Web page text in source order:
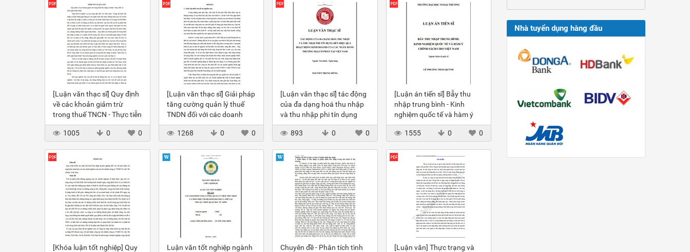
[Luận văn thạc sĩ] Quy định
về các khoản giảm trừ
trong thuế TNCN - Thực tiễn
và kiến nghị hoàn thiện
1005
0 0
[Luận văn thạc sĩ] Giải pháp
tăng cường quản lý thuế
TNDN đối với các doanh
nghiệp ngoài quốc doanh
tại Cục Thuế Thanh Hóa
1268 0 0
[Luận văn thạc sĩ] tác động
của đa dạng hoá thu nhập
và thu nhập phi tín dụng
đến hiệu quả hoạt động
kinh doanh của các Ngân
893 0 0
[Luận án tiến sĩ] Bẫy thu
nhập trung bình - Kinh
nghiệm quốc tế và hàm ý
chính sách cho Việt Nam
1555
0 0
[Khóa luận tốt nghiệp] Quy
Luận văn tốt nghiệp ngành
Chuyên đề - Phân tích tình
[Luận văn] Thực trạng và
Nhà tuyển dụng hàng đầu